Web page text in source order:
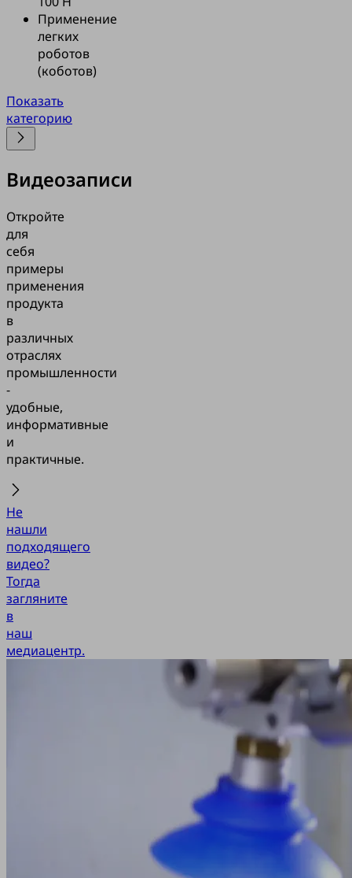
Применение
легких
роботов
(коботов)
Показать
категорию
Видеозаписи
Откройте
для
себя
примеры
применения
продукта
в
различных
отраслях
промышленности
-
удобные,
информативные
и
практичные.
Не
нашли
подходящего
видео?
Тогда
загляните
в
наш
медиацентр.